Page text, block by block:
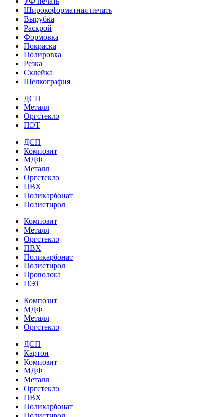
Широкоформатная печать
Вырубка
Раскрой
Формовка
Покраска
Полировка
Резка
Склейка
Шелкография
ДСП
Металл
Оргстекло
ПЭТ
ДСП
Композит
МДФ
Металл
Оргстекло
ПВХ
Поликарбонат
Полистирол
Композит
Металл
Оргстекло
ПВХ
Поликарбонат
Полистирол
Проволока
ПЭТ
Композит
МДФ
Металл
Оргстекло
ДСП
Картон
Композит
МДФ
Металл
Оргстекло
ПВХ
Поликарбонат
Полистирол